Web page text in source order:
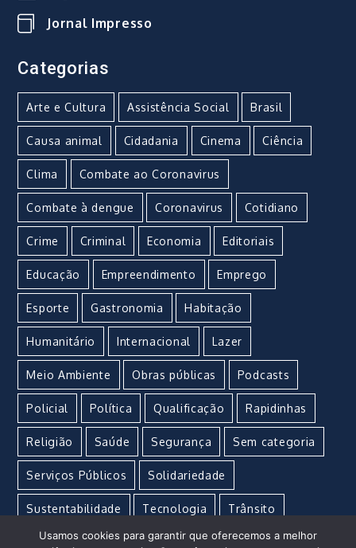
Jornal Impresso
Categorias
Arte e Cultura Assistência Social Brasil
Causa animal Cidadania Cinema Ciência
Clima Combate ao Coronavirus
Combate à dengue Coronavirus Cotidiano
Crime Criminal Economia Editoriais
Educação Empreendimento Emprego
Esporte Gastronomia Habitação
Humanitário Internacional Lazer
Meio Ambiente Obras públicas Podcasts
Policial Política Qualificação Rapidinhas
Religião Saúde Segurança Sem categoria
Serviços Públicos Solidariedade
Sustentabilidade Tecnologia Trânsito
Turismo Urgente Vacina Violência
Usamos cookies para garantir que oferecemos a melhor